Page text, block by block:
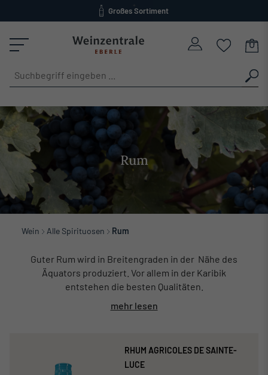
Großes Sortiment
Rum
Wein Alle Spirituosen Rum
Guter Rum wird in Breitengraden in der Nähe des
Äquators produziert. Vor allem in der Karibik
entstehen die besten Qualitäten.
mehr lesen
RHUM AGRICOLES DE SAINTE-
LUCE